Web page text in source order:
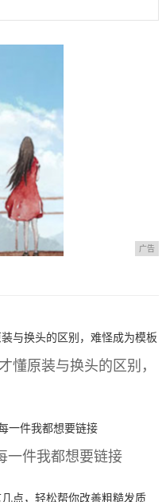
广告
懂原装与换头的区别，
一件我都想要链接